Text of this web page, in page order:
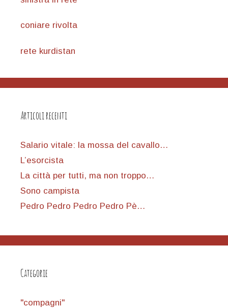
coniare rivolta
rete kurdistan
Articoli recenti
Salario vitale: la mossa del cavallo…
L’esorcista
La città per tutti, ma non troppo…
Sono campista
Pedro Pedro Pedro Pedro Pè…
Categorie
"compagni"